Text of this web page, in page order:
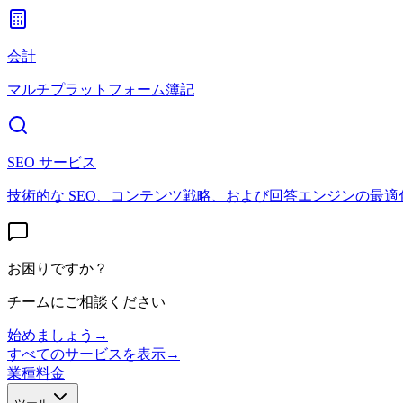
会計
マルチプラットフォーム簿記
SEO サービス
技術的な SEO、コンテンツ戦略、および回答エンジンの最適
お困りですか？
チームにご相談ください
始めましょう →
すべてのサービスを表示→
業種料金